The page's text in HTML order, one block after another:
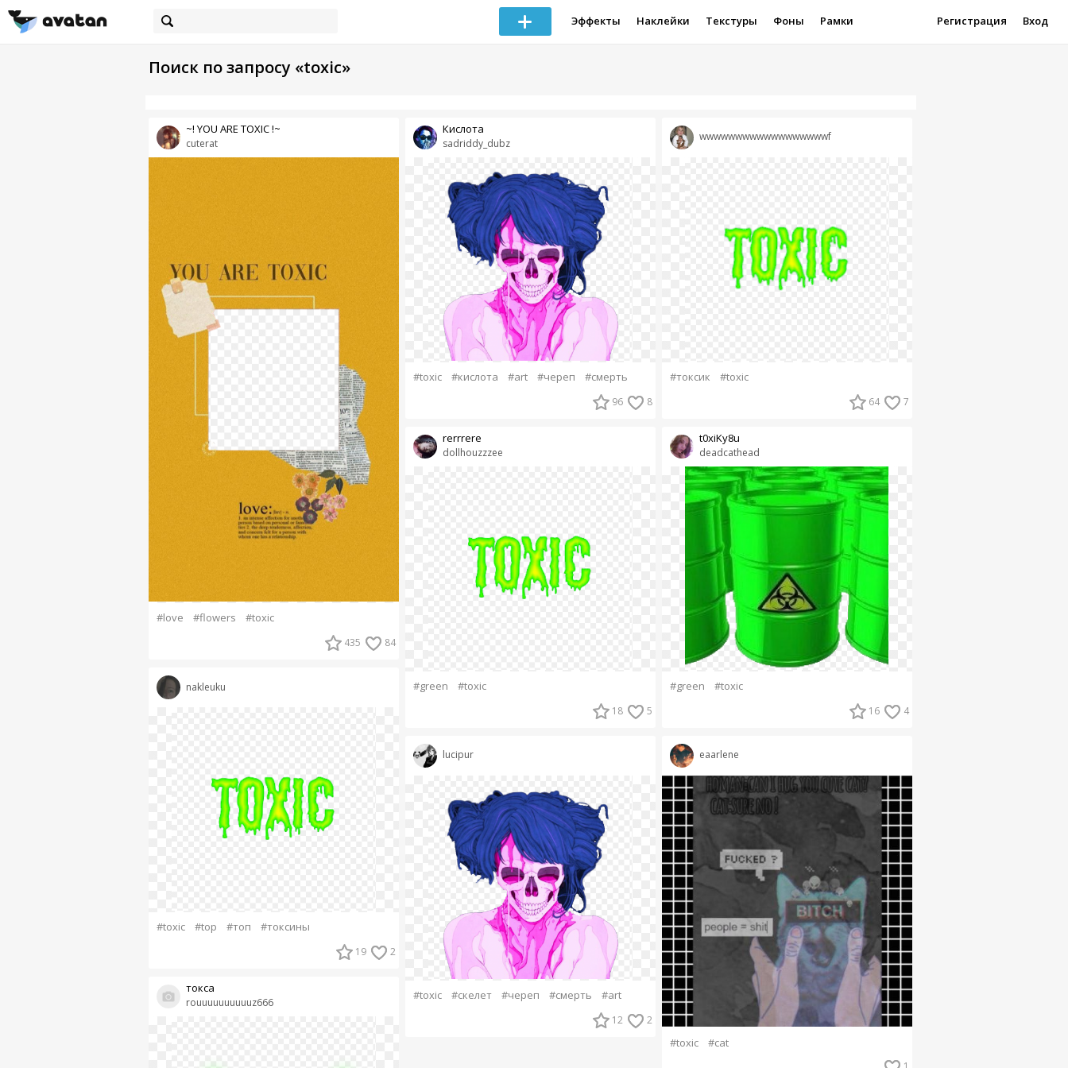
Эффекты Наклейки Текстуры Фоны Рамки Регистрация Вход
Поиск по запросу «toxic»
cuterat
~! YOU ARE TOXIC !~
#love #flowers #toxic
435 84
nakleuku
#toxic #top #топ #токсины
19 2
rouuuuuuuuuuz666
токса
sadriddy_dubz
Кислота
#toxic #кислота #art #череп #смерть
96 8
dollhouzzzee
rerrrere
#green #toxic
18 5
lucipur
#toxic #скелет #череп #смерть #art
12 2
wwwwwwwwwwwwwwwwwwf
#токсик #toxic
64 7
deadcathead
t0xiKy8u
#green #toxic
16 4
eaarlene
#toxic #cat